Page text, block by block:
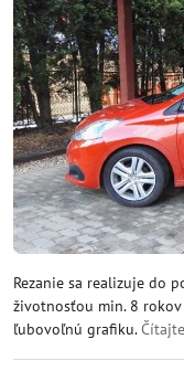
Rezanie sa realizuje do
životnosťou min. 8 rokov
ľubovoľnú grafiku.